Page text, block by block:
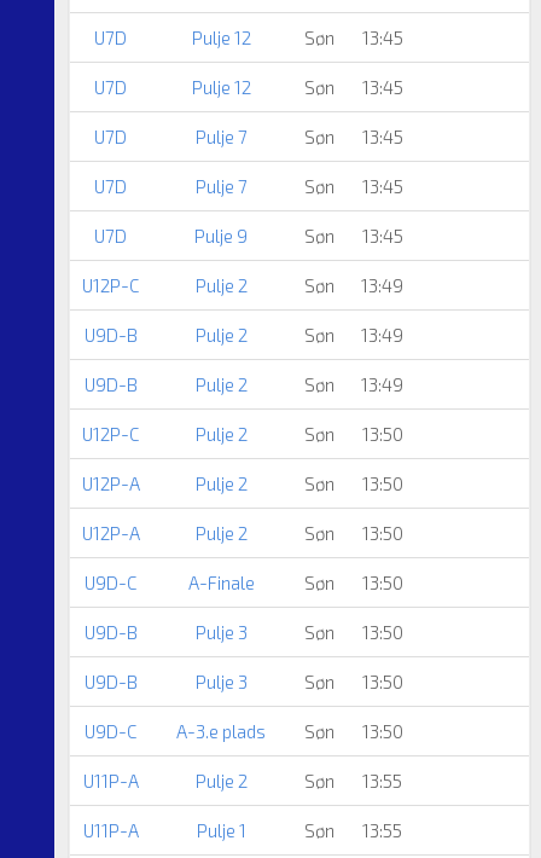
U7D Pulje 12 Søn 13:45
U7D Pulje 12 Søn 13:45
U7D Pulje 7 Søn 13:45
U7D Pulje 7 Søn 13:45
U7D Pulje 9 Søn 13:45
U12P-C Pulje 2 Søn 13:49
U9D-B Pulje 2 Søn 13:49
U9D-B Pulje 2 Søn 13:49
U12P-C Pulje 2 Søn 13:50
U12P-A Pulje 2 Søn 13:50
U12P-A Pulje 2 Søn 13:50
U9D-C A-Finale Søn 13:50
U9D-B Pulje 3 Søn 13:50
U9D-B Pulje 3 Søn 13:50
U9D-C A-3.e plads Søn 13:50
U11P-A Pulje 2 Søn 13:55
U11P-A Pulje 1 Søn 13:55